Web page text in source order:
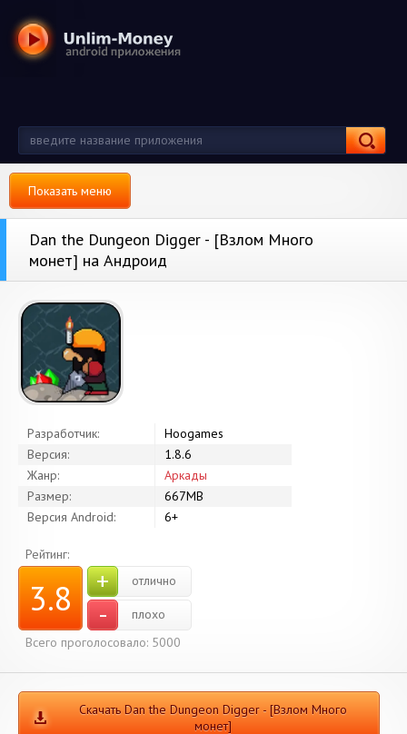
Показать меню
Dan the Dungeon Digger - [Взлом Много
монет] на Андроид
Разработчик:
Hoogames
Версия:
1.8.6
Жанр:
Аркады
Размер:
667MB
Версия Android:
6+
Рейтинг:
3.8 + отлично
-
плохо
Всего проголосовало: 5000
Скачать Dan the Dungeon Digger - [Взлом Много
монет]